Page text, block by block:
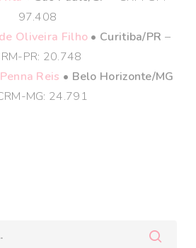
97.408
Oliveira Filho • Curitiba/PR –
PR: 20.748
Reis • Belo Horizonte/MG
MG: 24.791